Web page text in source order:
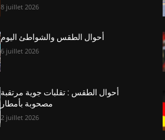
8 juillet 2026
أحوال الطقس والشواطئ اليوم
6 juillet 2026
أحوال الطقس : تقلبات جوية مرتقبة
مصحوبة بأمطار
2 juillet 2026